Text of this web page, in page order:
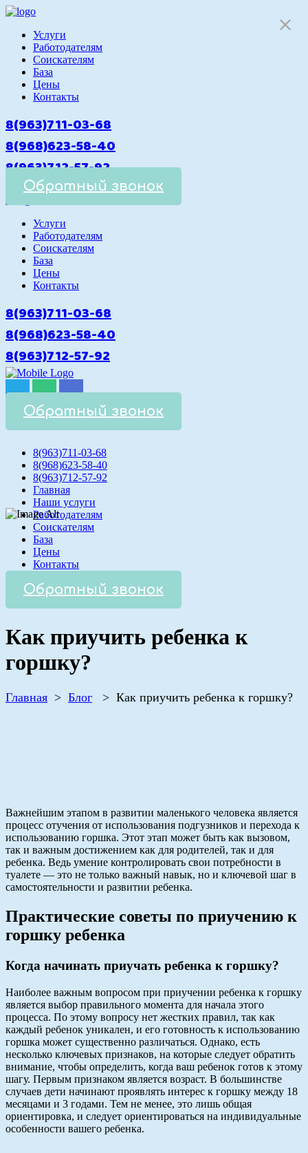
Услуги
Работодателям
Cоискателям
База
Цены
Контакты
8(963)711-03-68
8(968)623-58-40
8(963)712-57-92
Обратный звонок
Услуги
Работодателям
Cоискателям
База
Цены
Контакты
8(963)711-03-68
8(968)623-58-40
8(963)712-57-92
Обратный звонок
8(963)711-03-68
8(968)623-58-40
8(963)712-57-92
Главная
Наши услуги
Работодателям
Соискателям
База
Цены
Контакты
Обратный звонок
Как приучить ребенка к
горшку?
Главная > Блог > Как приучить ребенка к горшку?
Важнейшим этапом в развитии маленького человека является
процесс отучения от использования подгузников и перехода к
использованию горшка. Этот этап может быть как вызовом,
так и важным достижением как для родителей, так и для
ребенка. Ведь умение контролировать свои потребности в
туалете — это не только важный навык, но и ключевой шаг в
самостоятельности и развитии ребенка.
Практические советы по приучению к
горшку ребенка
Когда начинать приучать ребенка к горшку?
Наиболее важным вопросом при приучении ребенка к горшку
является выбор правильного момента для начала этого
процесса. По этому вопросу нет жестких правил, так как
каждый ребенок уникален, и его готовность к использованию
горшка может существенно различаться. Однако, есть
несколько ключевых признаков, на которые следует обратить
внимание, чтобы определить, когда ваш ребенок готов к этому
шагу. Первым признаком является возраст. В большинстве
случаев дети начинают проявлять интерес к горшку между 18
месяцами и 3 годами. Тем не менее, это лишь общая
ориентировка, и следует ориентироваться на индивидуальные
особенности вашего ребенка.